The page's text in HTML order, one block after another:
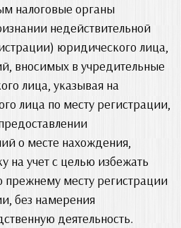
налоговые органы
недействительной
юридического лица,
вносимых в учредительные
лица, указывая на
лица по месту регистрации,
о месте нахождения,
на учет с целью избежать
прежнему месту регистрации
без намерения
деятельность.